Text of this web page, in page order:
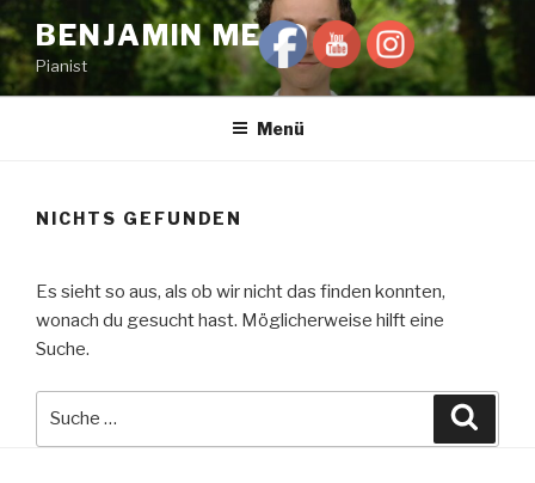
Inhalt
springen
BENJAMIN MEAD
Pianist
Menü
NICHTS GEFUNDEN
Es sieht so aus, als ob wir nicht das finden konnten,
wonach du gesucht hast. Möglicherweise hilft eine
Suche.